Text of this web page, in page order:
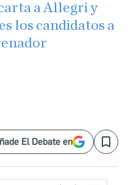
a Allegri y
los candidatos a
El Debate en Save